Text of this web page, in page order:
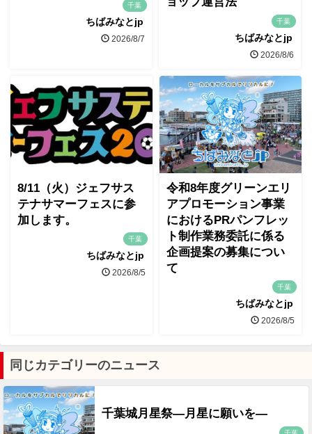
千葉
ちばみなとjp
2026/8/7
千葉
ちばみなとjp
2026/8/6
8/11（火）ジェフサス
テナサマーフェスに参
加します。
千葉
ちばみなとjp
2026/8/5
令和8年度グリーンエリ
アプロモーション事業
におけるPRパンフレッ
ト制作業務委託に係る
企画提案の募集につい
て
千葉
ちばみなとjp
2026/8/5
同じカテゴリーのニュース
千葉城月星祭―月星に願いを―